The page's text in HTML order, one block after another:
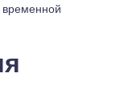
временной